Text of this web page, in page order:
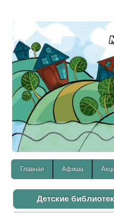
Главная Афиша
Детские